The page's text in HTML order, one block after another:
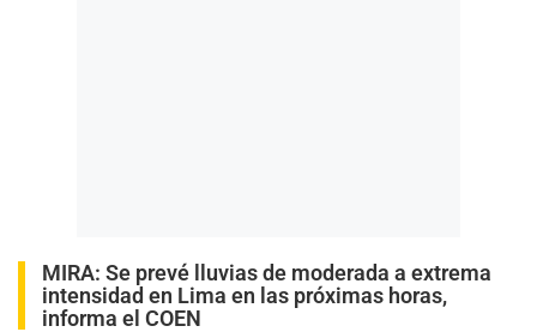
MIRA: Se prevé lluvias de moderada a extrema
intensidad en Lima en las próximas horas,
informa el COEN